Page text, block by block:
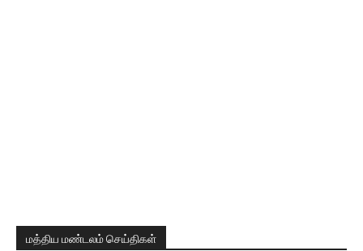
மத்திய மண்டலம் செய்திகள்